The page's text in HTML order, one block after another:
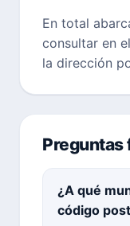
En total
consultar en
la dirección
¿A qué
código